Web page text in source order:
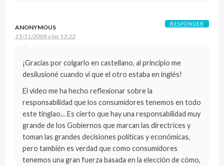
ANONYMOUS
15/11/2008 a las 13:22
¡Gracias por colgarlo en castellano, al principio me
desilusioné cuando ví que el otro estaba en inglés!
El video me ha hecho reflexionar sobre la
responsabilidad que los consumidores tenemos en todo
este tinglao… Es cierto que hay una responsabilidad muy
grande de los Gobiernos que marcan las directrices y
toman las grandes decisiones políticas y económicas,
pero también es verdad que como consumidores
tenemos una gran fuerza basada en la elección de cómo,
RESPONDER